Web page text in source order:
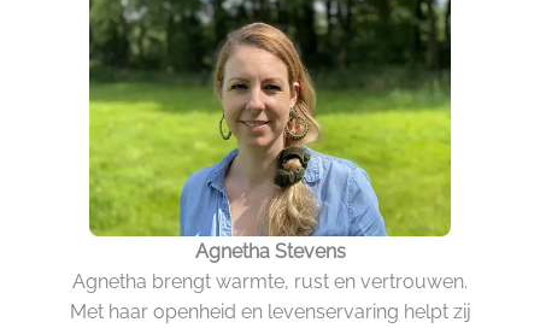
Agnetha Stevens
Agnetha brengt warmte, rust en vertrouwen.
Met haar openheid en levenservaring helpt zij